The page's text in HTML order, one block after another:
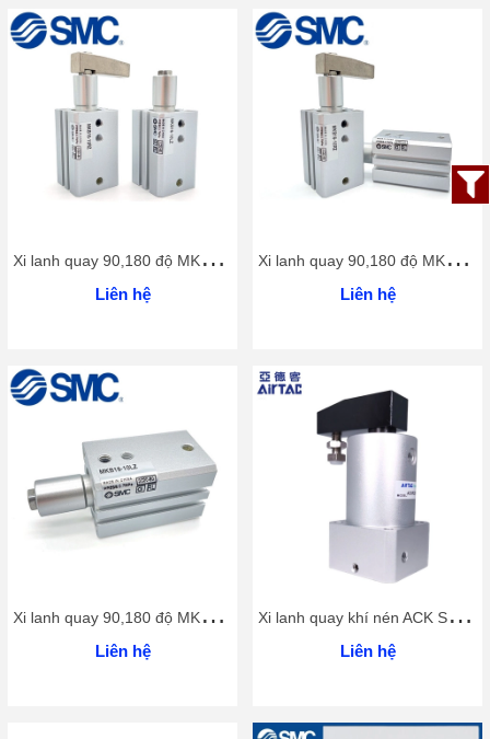
X
i lanh quay 90,180 độ MKB25 series
Liên hệ
X
i lanh quay 90,180 độ MKB20 series
Liên hệ
X
i lanh quay 90,180 độ MKB12/16 series
Liên hệ
X
i lanh quay khí nén ACK Series
Liên hệ